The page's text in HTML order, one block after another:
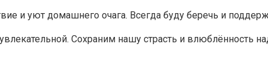
и уют домашнего очага. Всегда буду беречь и
Сохраним нашу страсть и влюблённость